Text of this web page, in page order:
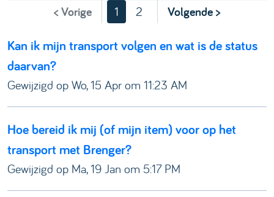
< Vorige 1 2 Volgende >
Kan ik mijn transport volgen en wat is de status
daarvan?
Gewijzigd op Wo, 15 Apr om 11:23 AM
Hoe bereid ik mij (of mijn item) voor op het
transport met Brenger?
Gewijzigd op Ma, 19 Jan om 5:17 PM